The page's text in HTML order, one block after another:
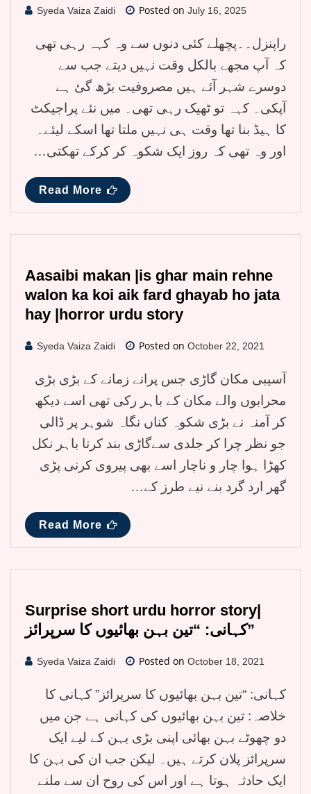
Syeda Vaiza Zaidi Posted on July 16, 2025
راپنزل۔۔پچھلے کئی دنوں سے وہ کہہ رہی تھی
کہ آپ مجھے بالکل وقت نہیں دیتے جب سے
دوسرے شہر آئے ہیں مصروفیت بڑھ گئ ہے
آپکی۔ کہہ تو ٹھیک رہی تھی۔ میں نئے پراجیکٹ
کا ہیڈ بنا تھا وقت ہی نہیں ملتا تھا اسکے لیئے۔
اور وہ تھی کہ روز ایک شکوہ کر کرکے تھکتی…
Read More
Aasaibi makan |is ghar main rehne
walon ka koi aik fard ghayab ho jata
hay |horror urdu story
Syeda Vaiza Zaidi Posted on October 22, 2021
آسیبی مکان گاڑی جس پرانے زمانے کے بڑی بڑی
محرابوں والے مکان کے باہر رکی تھی اسے دیکھ
کر آمنہ نے بڑی شکوہ کناں نگاہ شوہر پر ڈالی
جو نظر چرا کر جلدی سےگاڑی بند کرتا باہر نکل
کھڑا ہوا چار و ناچار اسے بھی پیروی کرنی پڑی
گھر ارد گرد بنے نیے طرز کے…
Read More
Surprise short urdu horror story|
کہانی: “تین بہن بھائیوں کا سرپرائز”
Syeda Vaiza Zaidi Posted on October 18, 2021
کہانی: “تین بہن بھائیوں کا سرپرائز” کہانی کا
خلاصہ: تین بہن بھائیوں کی کہانی ہے جن میں
دو چھوٹے بہن بھائی اپنی بڑی بہن کے لیے ایک
سرپرائز پلان کرتے ہیں۔ لیکن جب ان کی بہن کا
ایک حادثہ ہوتا ہے اور اس کی روح ان سے ملنے